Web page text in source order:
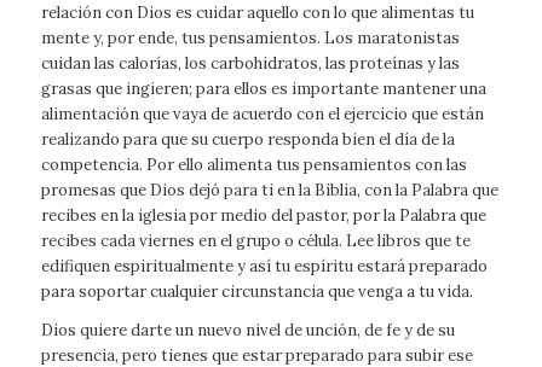
relación con Dios es cuidar aquello con lo que alimentas tu
mente y, por ende, tus pensamientos. Los maratonistas
cuidan las calorías, los carbohidratos, las proteínas y las
grasas que ingieren; para ellos es importante mantener una
alimentación que vaya de acuerdo con el ejercicio que están
realizando para que su cuerpo responda bien el día de la
competencia. Por ello alimenta tus pensamientos con las
promesas que Dios dejó para ti en la Biblia, con la Palabra que
recibes en la iglesia por medio del pastor, por la Palabra que
recibes cada viernes en el grupo o célula. Lee libros que te
edifiquen espiritualmente y así tu espíritu estará preparado
para soportar cualquier circunstancia que venga a tu vida.
Dios quiere darte un nuevo nivel de unción, de fe y de su
presencia, pero tienes que estar preparado para subir ese